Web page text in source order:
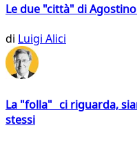
Le due "città" di
di Luigi Alici
La "folla" ci riguarda,
stessi